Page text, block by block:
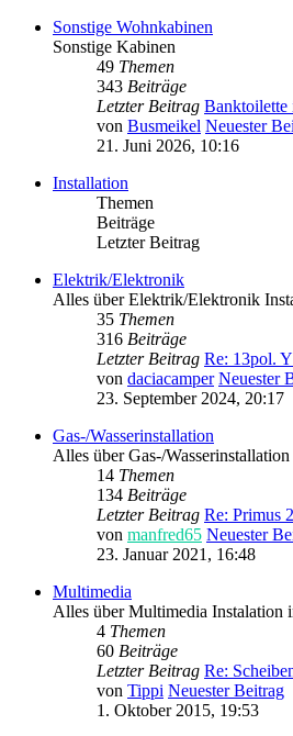
Sonstige Wohnkabinen
Sonstige Kabinen
49 Themen
343 Beiträge
Letzter Beitrag
von Busmeikel Neuester
21. Juni 2026, 10:16
Installation
Themen
Beiträge
Letzter Beitrag
Elektrik/Elektronik
Alles über Elektrik/Elektronik
35 Themen
316 Beiträge
Letzter Beitrag Re: 13pol.
von daciacamper Neuester
23. September 2024, 20:17
Gas-/Wasserinstallation
Alles über Gas-/
14 Themen
134 Beiträge
Letzter Beitrag Re: Primus
von manfred65 Neuester
23. Januar 2021, 16:48
Multimedia
Alles über Multimedia Instalation
4 Themen
60 Beiträge
Letzter Beitrag Re:
von Tippi Neuester Beitrag
1. Oktober 2015, 19:53